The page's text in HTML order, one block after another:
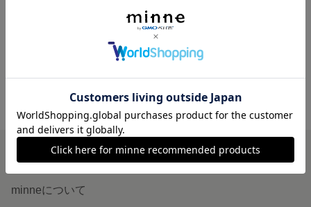
リバティプリントぼんぼんイヤリング エミリアズ.フラワーズ
minneを知る
minneについて